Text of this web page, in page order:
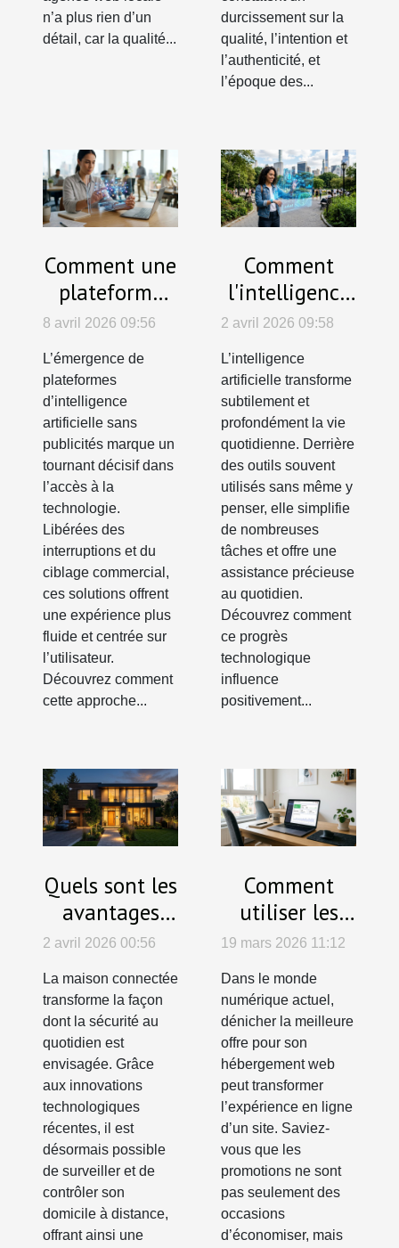
n’a plus rien d’un
détail, car la qualité...
durcissement sur la
qualité, l’intention et
l’authenticité, et
l’époque des...
Comment une
plateforme
d'IA sans
publicités
révolutionne-
t-elle l'accès à
la technologie
?
8 avril 2026 09:56
L’émergence de
plateformes
d’intelligence
artificielle sans
publicités marque un
tournant décisif dans
l’accès à la
technologie.
Libérées des
interruptions et du
ciblage commercial,
ces solutions offrent
une expérience plus
fluide et centrée sur
l’utilisateur.
Découvrez comment
cette approche...
Comment
l'intelligence
artificielle
simplifie-t-elle
le quotidien ?
2 avril 2026 09:58
L’intelligence
artificielle transforme
subtilement et
profondément la vie
quotidienne. Derrière
des outils souvent
utilisés sans même y
penser, elle simplifie
de nombreuses
tâches et offre une
assistance précieuse
au quotidien.
Découvrez comment
ce progrès
technologique
influence
positivement...
Quels sont les
avantages
d'une maison
connectée
pour la
sécurité
quotidienne ?
2 avril 2026 00:56
La maison connectée
transforme la façon
dont la sécurité au
quotidien est
envisagée. Grâce
aux innovations
technologiques
récentes, il est
désormais possible
de surveiller et de
contrôler son
domicile à distance,
offrant ainsi une
Comment
utiliser les
promotions
pour
optimiser
votre
hébergement
web ?
19 mars 2026 11:12
Dans le monde
numérique actuel,
dénicher la meilleure
offre pour son
hébergement web
peut transformer
l’expérience en ligne
d’un site. Saviez-
vous que les
promotions ne sont
pas seulement des
occasions
d’économiser, mais